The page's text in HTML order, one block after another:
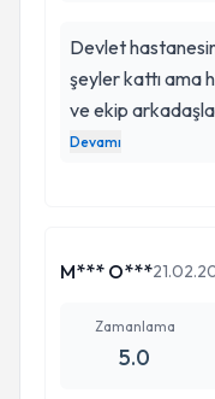
Devlet
şeyler kattı ama
ve ekip
vardı kendisini
güvendim ve
varsınz: )
Devamı
M*** O***
Zamanlama
5.0